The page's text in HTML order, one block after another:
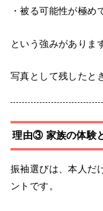
・被る可能性が極め
という強みがありま
写真として残したと
理由③ 家族の体験
振袖選びは、本人だ
ントです。